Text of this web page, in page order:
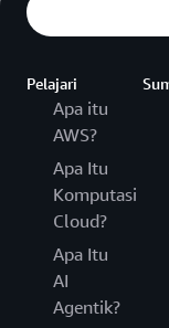
Pelajari
Apa itu
AWS?
Apa Itu
Komputasi
Cloud?
Apa Itu
AI
Agentik?